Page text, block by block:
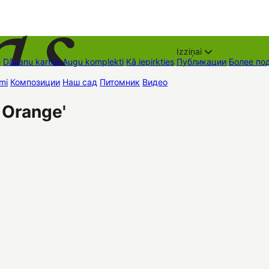
Dāvanu kartes Augu komplekti Kā iepirkties
Izziņai
Публикации Более
Композиции Наш сад Питомник Видео